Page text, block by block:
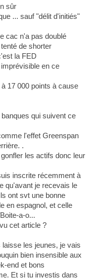
sûr
... sauf "délit d'initiés"
cac n'a pas doublé
de shorter
la FED
en ce
17 000 points à cause
qui suivent ce
l'effet Greenspan
.
les actifs donc leur
inscrite récemment à
qu'avant je recevais le
ont svt une bonne
en espagnol, et celle
a-o...
cet article ?
les jeunes, je vais
bien insensible aux
end et bons
Et si tu investis dans